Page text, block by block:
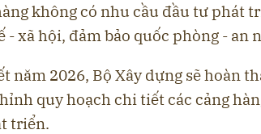
không có nhu cầu đầu tư phát
- xã hội, đảm bảo quốc phòng - an
năm 2026, Bộ Xây dựng sẽ hoàn
quy hoạch chi tiết các cảng
triển.